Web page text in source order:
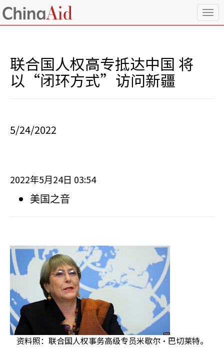
T
o
联合国人权高专抵达中国 将
以“闭环方式”访问新疆
5/24/2022
2022年5月 24日 03:54
美国之音
资料照：联合国人权事务高级专员米歇尔·巴切莱特。